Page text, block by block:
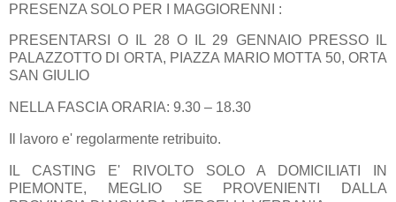
PRESENZA SOLO PER I MAGGIORENNI :
PRESENTARSI O IL 28 O IL 29 GENNAIO PRESSO IL
PALAZZOTTO DI ORTA, PIAZZA MARIO MOTTA 50, ORTA
SAN GIULIO
NELLA FASCIA ORARIA: 9.30 – 18.30
Il lavoro e' regolarmente retribuito.
IL CASTING E' RIVOLTO SOLO A DOMICILIATI IN
PIEMONTE, MEGLIO SE PROVENIENTI DALLA